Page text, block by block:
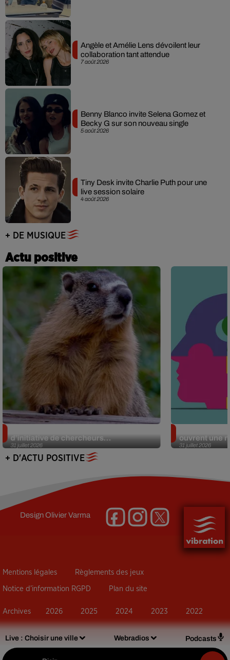
Live : Choisir une ville Webradios Podcasts
7 août 2026
Angèle et Amélie Lens dévoilent leur
collaboration tant attendue
5 août 2026
Benny Blanco invite Selena Gomez et
Becky G sur son nouveau single
4 août 2026
Tiny Desk invite Charlie Puth pour une
live session solaire
+ DE MUSIQUE
Actu positive
31 juillet 2026
d’initiative de chercheurs...
31 juillet 2026
ouvrent une
+ D'ACTU POSITIVE
DesignOlivier Varma
Mentions légales Règlements des jeux
Notice d’information RGPD Plan du site
Archives 2026 2025 2024 2023 2022